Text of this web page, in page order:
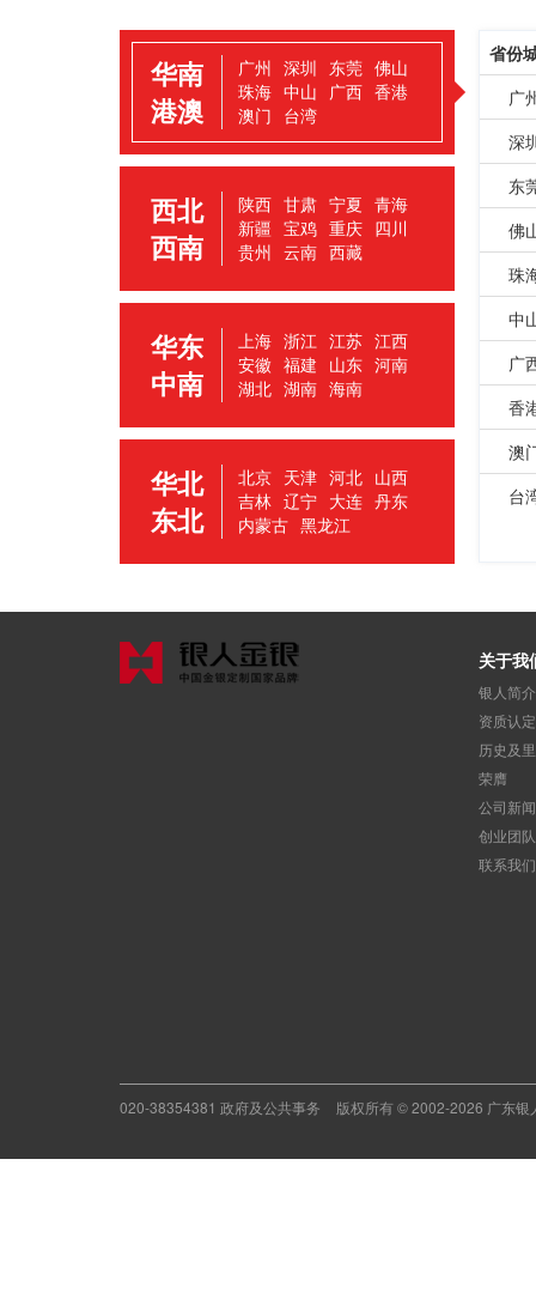
华南
港澳
广州 深圳 东莞 佛山
珠海 中山 广西 香港
澳门 台湾
西北
西南
陕西 甘肃 宁夏 青海
新疆 宝鸡 重庆 四川
贵州 云南 西藏
华东
中南
上海 浙江 江苏 江西
安徽 福建 山东 河南
湖北 湖南 海南
华北
东北
北京 天津 河北 山西
吉林 辽宁 大连 丹东
内蒙古 黑龙江
省份
广
深
东
佛
珠
中
广
香
澳
台
关于我
银人简介
资质认定
历史及
荣膺
公司新
创业团队
联系我们
020-38354381 政府及公共事务 版权所有 © 2002-2026 广东银